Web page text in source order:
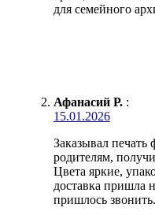
для семейного
Афанасий Р. :
15.01.2026
Заказывал печать
родителям,
Цвета яркие,
доставка пришла
пришлось звонить.